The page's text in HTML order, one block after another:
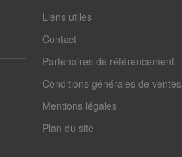
Liens utiles
Contact
Partenaires de référencement
Conditions générales de ventes
Mentions légales
Plan du site